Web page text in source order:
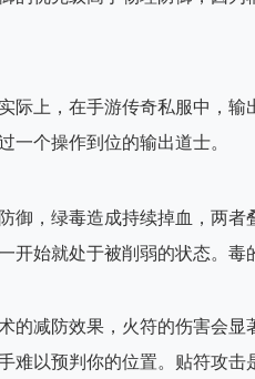
际上，在手游传奇私服中，输
一个操作到位的输出道士。
御，绿毒造成持续掉血，两者
开始就处于被削弱的状态。毒
的减防效果，火符的伤害会显
难以预判你的位置。贴符攻击